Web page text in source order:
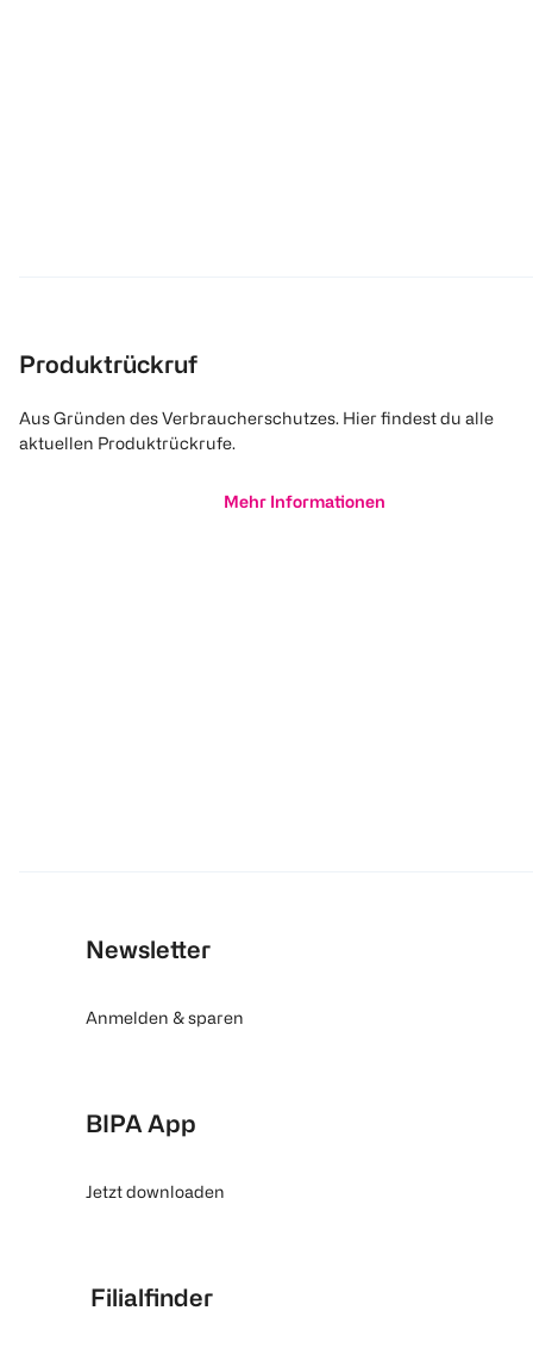
Produktrückruf
Aus Gründen des Verbraucherschutzes. Hier findest du alle
aktuellen Produktrückrufe.
Mehr Informationen
Newsletter
Anmelden & sparen
BIPA App
Jetzt downloaden
Filialfinder